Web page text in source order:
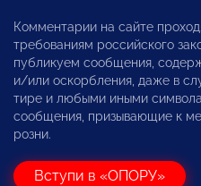
Комментарии на сайте
требованиям российского
публикуем сообщения,
и/или оскорбления, даже в
тире и любыми иными
сообщения, призывающие к
розни.
Вступи в «ОПОРУ»